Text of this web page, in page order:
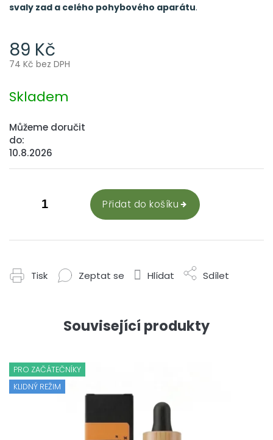
89 Kč
74 Kč bez DPH
cena:
Skladem
Můžeme doručit
do:
10.8.2026
Přidat do košíku
svaly zad a celého pohybového aparátu.
Tisk Zeptat se Hlídat Sdílet
Související produkty
PRO ZAČÁTEČNÍKY
KLIDNÝ REŽIM